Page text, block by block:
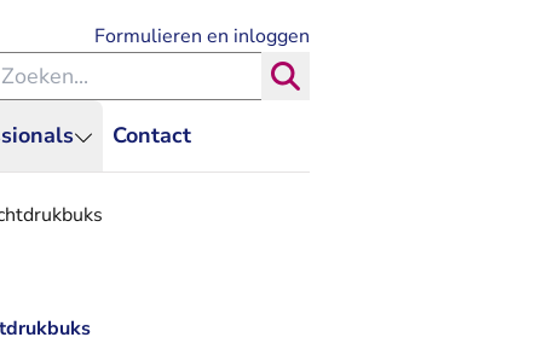
Contact
Formulieren en inloggen
binnen de Rechtspraak